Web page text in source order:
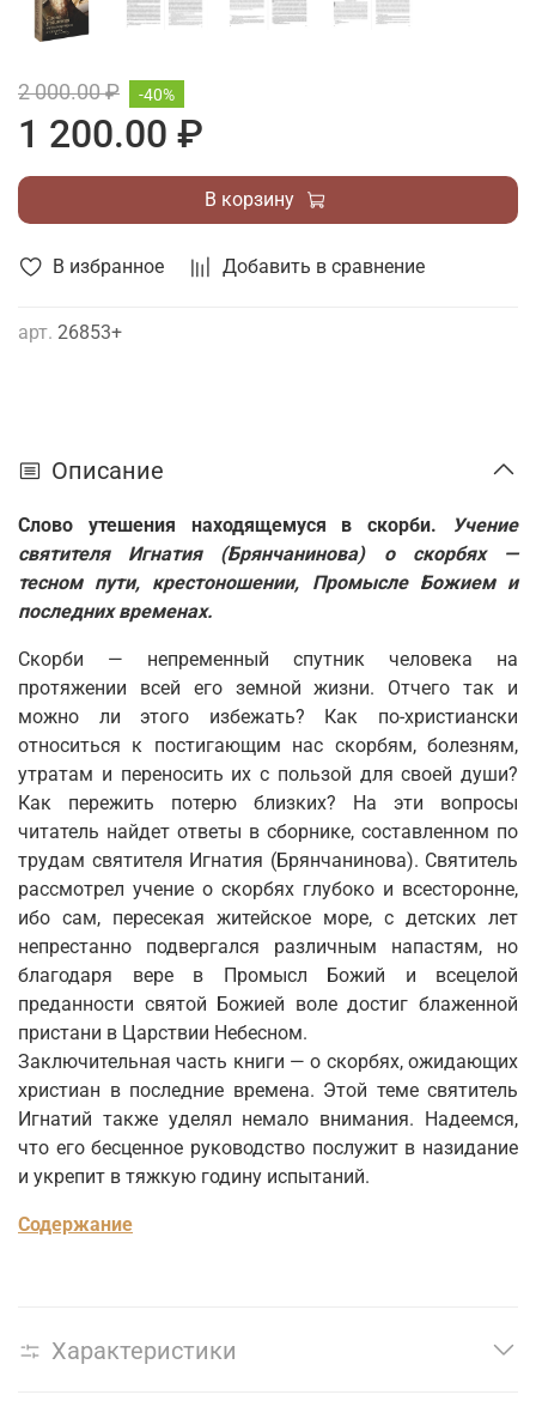
В избранное Добавить в сравнение
арт. 26853+
2 000.00 ₽
1 200.00 ₽
-40%
В корзину
Описание
Слово утешения находящемуся в скорби.
Учение
святителя Игнатия (Брянчанинова) о скорбях —
тесном пути, крестоношении, Промысле Божием и
последних временах.
Скорби — непременный спутник человека на
протяжении всей его земной жизни. Отчего так и
можно ли этого избежать? Как по-христиански
относиться к постигающим нас скорбям, болезням,
утратам и переносить их с пользой для своей души?
Как пережить потерю близких? На эти вопросы
читатель найдет ответы в сборнике, составленном по
трудам святителя Игнатия (Брянчанинова). Святитель
рассмотрел учение о скорбях глубоко и всесторонне,
ибо сам, пересекая житейское море, с детских лет
непрестанно подвергался различным напастям, но
благодаря вере в Промысл Божий и всецелой
преданности святой Божией воле достиг блаженной
пристани в Царствии Небесном.
Заключительная часть книги — о скорбях, ожидающих
христиан в последние времена. Этой теме святитель
Игнатий также уделял немало внимания. Надеемся,
что его бесценное руководство послужит в назидание
и укрепит в тяжкую годину испытаний.
Содержание
Характеристики